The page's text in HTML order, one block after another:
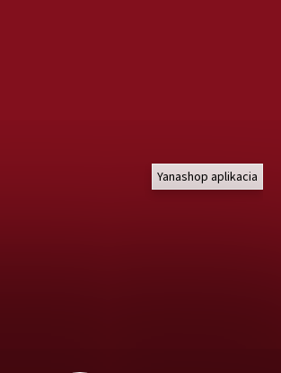
Yanashop aplikacia